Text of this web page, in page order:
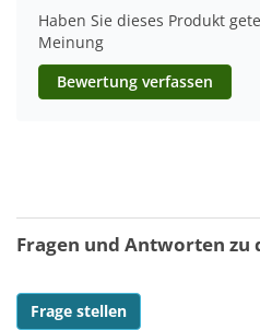
Haben Sie dieses Produkt
Meinung
Bewertung verfassen
Fragen und Antworten zu
Frage stellen